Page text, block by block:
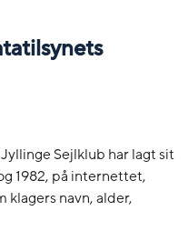
Sejlklub har lagt sit
1982, på internettet,
klagers navn, alder,